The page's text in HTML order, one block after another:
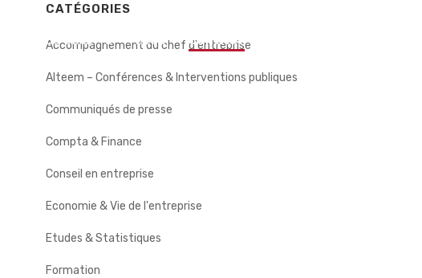
NOS CLIENTS BLOG CONTACT
CATÉGORIES
Accompagnement du chef d'entreprise
Alteem – Conférences & Interventions publiques
Communiqués de presse
Compta & Finance
Conseil en entreprise
Economie & Vie de l'entreprise
Etudes & Statistiques
Formation